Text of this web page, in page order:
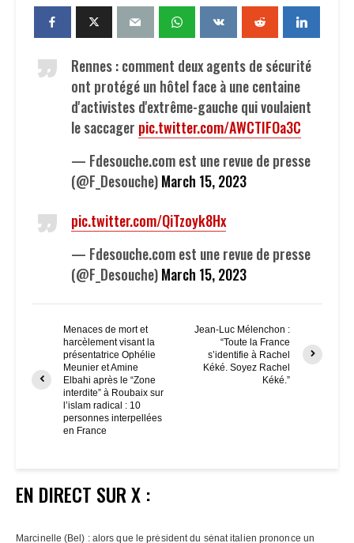
Rennes : comment deux agents de sécurité
ont protégé un hôtel face à une centaine
d'activistes d'extrême-gauche qui voulaient
le saccager pic.twitter.com/AWCTIFOa3C
— Fdesouche.com est une revue de presse
(@F_Desouche)March 15, 2023
pic.twitter.com/QiTzoyk8Hx
— Fdesouche.com est une revue de presse
(@F_Desouche)March 15, 2023
Menaces de mort et
harcèlement visant la
présentatrice Ophélie
Meunier et Amine
Elbahi après le “Zone
interdite” à Roubaix sur
l’islam radical : 10
personnes interpellées
en France
Jean-Luc Mélenchon :
“Toute la France
s’identifie à Rachel
Kéké. Soyez Rachel
Kéké.”
EN DIRECT SUR X :